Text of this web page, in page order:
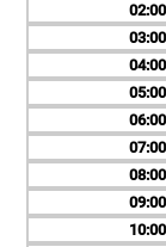
02
03
04
05
06
07
08
09
10